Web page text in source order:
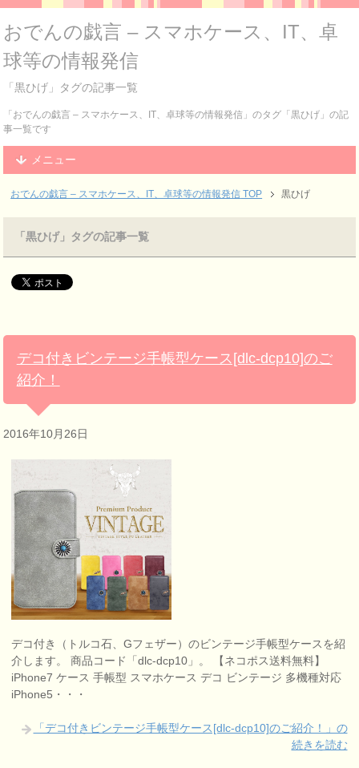
おでんの戯言 – スマホケース、IT、卓
球等の情報発信
「黒ひげ」タグの記事一覧
「おでんの戯言 – スマホケース、IT、卓球等の情報発信」のタグ「黒ひげ」の記
事一覧です
メニュー
おでんの戯言 – スマホケース、IT、卓球等の情報発信 TOP 黒ひげ
「黒ひげ」タグの記事一覧
デコ付きビンテージ手帳型ケース[dlc-dcp10]のご
紹介！
2016年10月26日
デコ付き（トルコ石、Gフェザー）のビンテージ手帳型ケースを紹
介します。 商品コード「dlc-dcp10」。 【ネコポス送料無料】
iPhone7 ケース 手帳型 スマホケース デコ ビンテージ 多機種対応
iPhone5・・・
「デコ付きビンテージ手帳型ケース[dlc-dcp10]のご紹介！」の
続きを読む